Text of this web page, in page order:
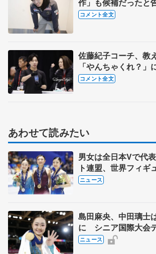
て直しの鍵は「ご機
コメント全文
佐藤紀子コーチ、教
「やんちゃくれ？
ャンプにもつながる
コメント全文
あわせて読みたい
男女は全日本Vで代
ト連盟、世界フィギ
承認
ニュース
島田麻央、中田璃士
に シニア国際大会
ニュース